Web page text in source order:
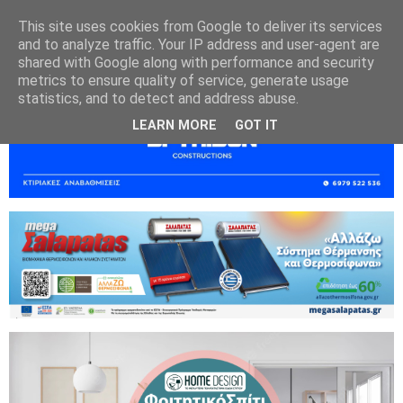
This site uses cookies from Google to deliver its services
and to analyze traffic. Your IP address and user-agent are
shared with Google along with performance and security
metrics to ensure quality of service, generate usage
statistics, and to detect and address abuse.
LEARN MORE GOT IT